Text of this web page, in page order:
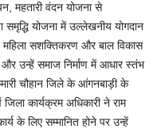
महतारी वंदन योजना से
समृद्धि योजना में उल्लेखनीय योगदान
महिला सशक्तिकरण और बाल विकास
और उन्हें समाज निर्माण में आधार स्तंभ
चौहान जिले के आंगनबाड़ी के
कार्यक्रम अधिकारी ने राम
के लिए सम्मानित होने पर उन्हें